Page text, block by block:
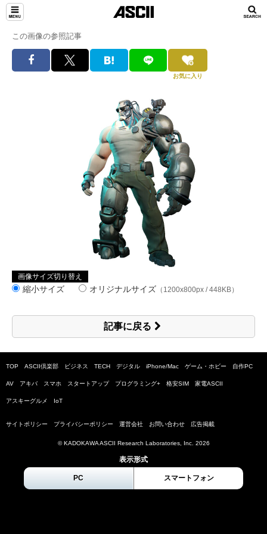
この画像の参照記事
お気に入り
画像サイズ切り替え
縮小サイズ オリジナルサイズ （1200x800px / 448KB）
記事に戻る
TOP ASCII倶楽部 ビジネス TECH デジタル iPhone/Mac ゲーム・ホビー 自作PC
AV アキバ スマホ スタートアップ プログラミング+ 格安SIM 家電ASCII
アスキーグルメ IoT
サイトポリシー プライバシーポリシー 運営会社 お問い合わせ 広告掲載
© KADOKAWA ASCII Research Laboratories, Inc. 2026
表示形式
PC スマートフォン